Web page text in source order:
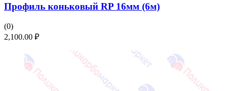
Профиль коньковый RP 16мм (6м)
(0)
2,100.00 ₽